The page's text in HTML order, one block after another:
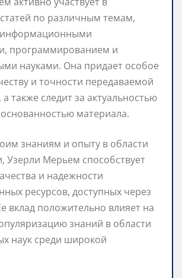
по различным темам,
программированием и
науками. Она придает особое
и точности передаваемой
также следит за актуальностью
материала.
знаниям и опыту в области
Узерли Мерьем способствует
и надежности
ресурсов, доступных через
вклад положительно влияет на
знаний в области
наук среди широкой